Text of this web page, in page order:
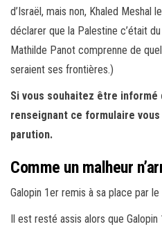
d’Israël, mais non, Khaled Meshal
déclarer que la Palestine c’était
Mathilde Panot comprenne de
seraient ses frontières.)
Si vous souhaitez être informé
renseignant ce formulaire
parution.
Comme un malheur
Galopin 1er remis à sa place par le
Il est resté assis alors que